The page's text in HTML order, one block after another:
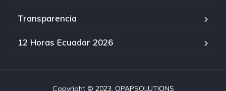
Transparencia
12 Horas Ecuador 2026
Copyright © 2023. OPAPSOLUTIONS